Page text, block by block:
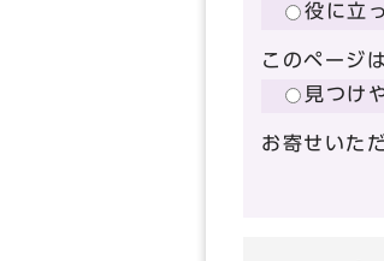
役に立
このページ
見つけ
お寄せいた